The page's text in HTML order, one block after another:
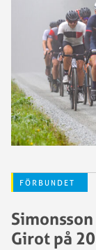
FÖRBUNDET
Girot på